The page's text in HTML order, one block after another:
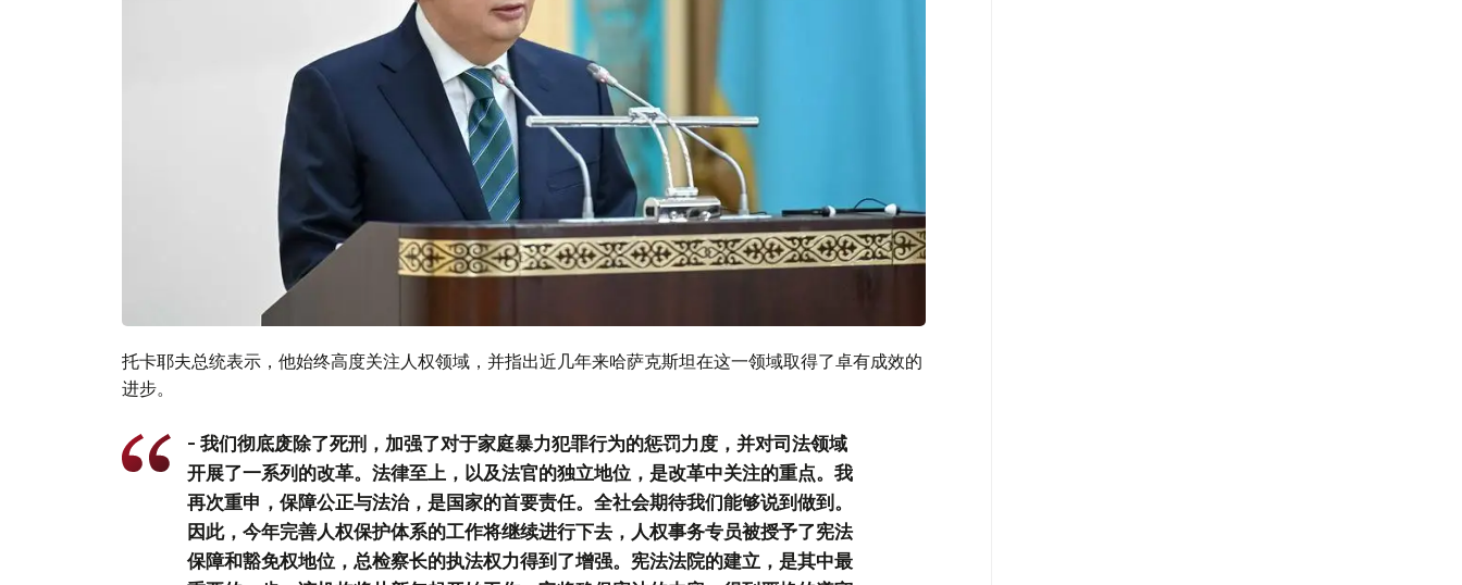
托卡耶夫总统表示，他始终高度关注人权领域，并指出近几年来哈萨克斯坦在这一领域取得了卓有成效的
进步。
- 我们彻底废除了死刑，加强了对于家庭暴力犯罪行为的惩罚力度，并对司法领域
开展了一系列的改革。法律至上，以及法官的独立地位，是改革中关注的重点。我
再次重申，保障公正与法治，是国家的首要责任。全社会期待我们能够说到做到。
因此，今年完善人权保护体系的工作将继续进行下去，人权事务专员被授予了宪法
保障和豁免权地位，总检察长的执法权力得到了增强。宪法法院的建立，是其中最